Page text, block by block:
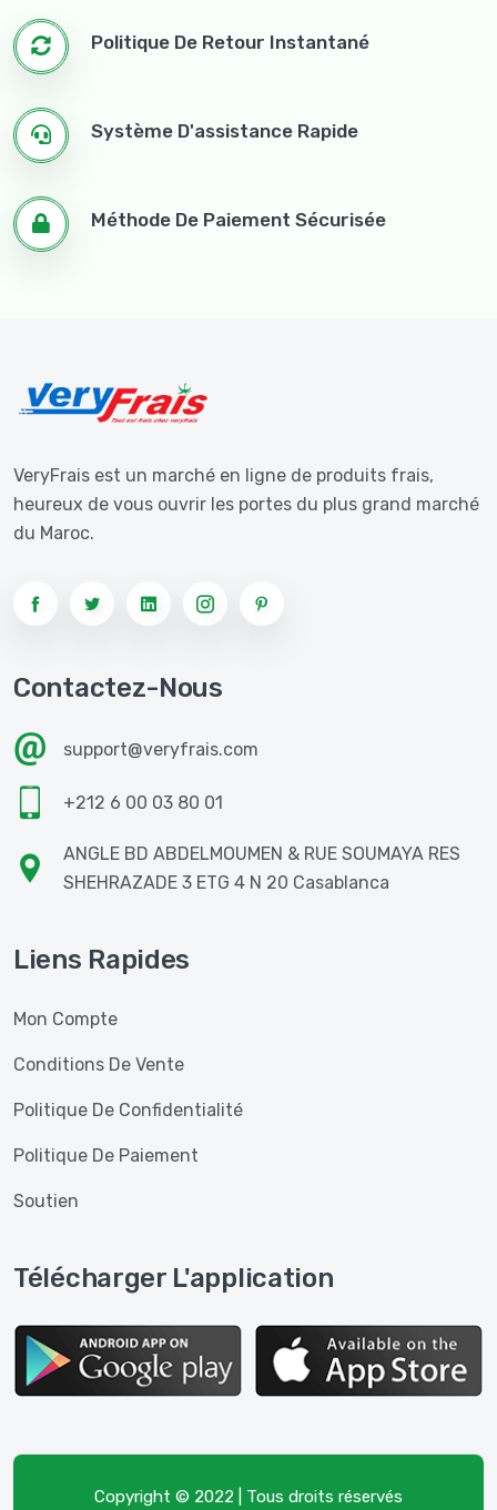
Politique De Retour Instantané
Système D'assistance Rapide
Méthode De Paiement Sécurisée
VeryFrais est un marché en ligne de produits frais,
heureux de vous ouvrir les portes du plus grand marché
du Maroc.
Contactez-Nous
support@veryfrais.com
+212 6 00 03 80 01
ANGLE BD ABDELMOUMEN & RUE SOUMAYA RES
SHEHRAZADE 3 ETG 4 N 20 Casablanca
Liens Rapides
Mon Compte
Conditions De Vente
Politique De Confidentialité
Politique De Paiement
Soutien
Télécharger L'application
Copyright © 2022 | Tous droits réservés